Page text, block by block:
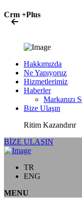
Crm +Plus
Hakkımızda
Ne Yapıyoruz
Hizmetlerimiz
Haberler
Markanızı
Bize Ulaşın
Ritim Kazandırır
BİZE ULAŞIN
TR
ENG
MENU